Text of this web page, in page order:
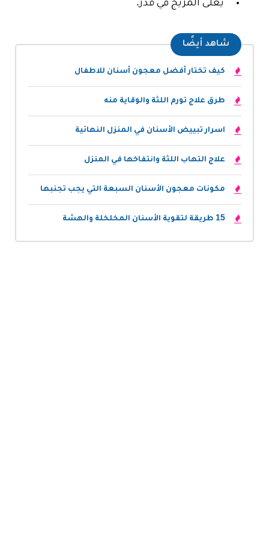
يُغلى المزيج في قدر.
شاهد أيضًا
كيف تختار أفضل معجون أسنان للاطفال
طرق علاج تورم اللثة والوقاية منه
اسرار تبييض الأسنان في المنزل النهائية
علاج التهاب اللثة وانتفاخها في المنزل
مكونات معجون الأسنان السبعة التي يجب تجنبها
15 طريقة لتقوية الأسنان المخلخلة والهشة